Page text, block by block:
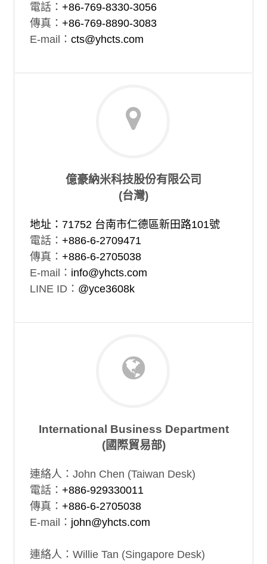
電話：+86-769-8330-3056
傳真：+86-769-8890-3083
E-mail：cts@yhcts.com
億豪納米科技股份有限公司
(台灣)
地址：71752 台南市仁德區新田路101號
電話：+886-6-2709471
傳真：+886-6-2705038
E-mail： info@yhcts.com
LINE ID： @yce3608k
International Business Department
(國際貿易部)
連絡人：John Chen (Taiwan Desk)
電話：+886-929330011
傳真：+886-6-2705038
E-mail： john@yhcts.com
連絡人：Willie Tan (Singapore Desk)